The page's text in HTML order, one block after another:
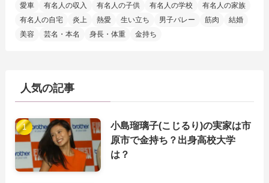
愛車
有名人の収入 有名人の子供 有名人の学校
有名人の家族
有名人の自宅
炎上 熱愛 生い立ち 男子バレー 筋肉
結婚
美容
芸名・本名 身長・体重 金持ち
人気の記事
小島瑠璃子(こじるり)の実家は市
原市で金持ち？出身高校大学
は？